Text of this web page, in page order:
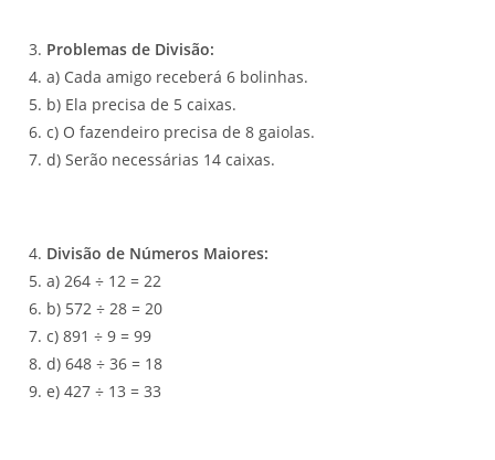
Problemas de Divisão:
a) Cada amigo receberá 6 bolinhas.
b) Ela precisa de 5 caixas.
c) O fazendeiro precisa de 8 gaiolas.
d) Serão necessárias 14 caixas.
Divisão de Números Maiores:
a) 264 ÷ 12 = 22
b) 572 ÷ 28 = 20
c) 891 ÷ 9 = 99
d) 648 ÷ 36 = 18
e) 427 ÷ 13 = 33